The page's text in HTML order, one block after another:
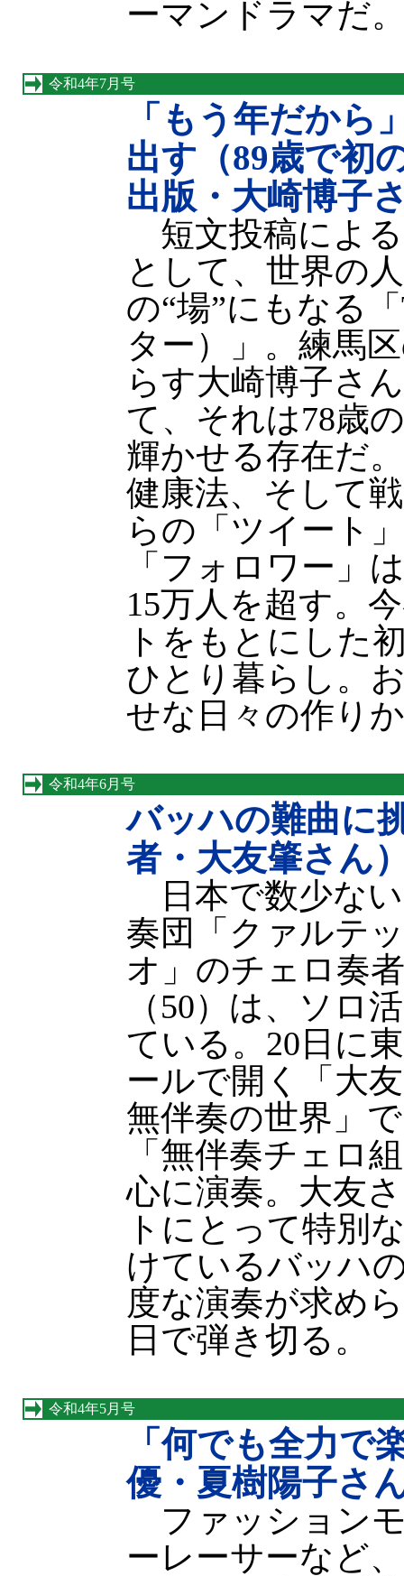
ーマンドラマだ
令和4年7月号
「もう年だか
出す（89歳で初
出版・大崎博子
短文投稿によ
として、世界の
の“場”にもなる
ター）」。練馬
らす大崎博子さ
て、それは78歳
輝かせる存在だ
健康法、そして
らの「ツイート
「フォロワー」
15万人を超す。
トをもとにした
ひとり暮らし。
せな日々の作り
令和4年6月号
バッハの難曲に
者・大友肇さん
日本で数少な
奏団「クァルテ
オ」のチェロ奏
（50）は、ソロ
ている。20日に
ールで開く「大
無伴奏の世界」
「無伴奏チェロ
心に演奏。大友
トにとって特別
けているバッハ
度な演奏が求め
日で弾き切る。
令和4年5月号
「何でも全力で
優・夏樹陽子さ
ファッション
ーレーサーなど